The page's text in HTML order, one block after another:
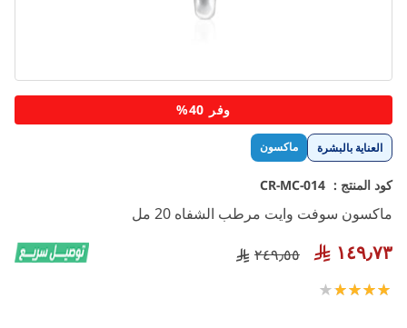
العناية بالبشرة ماكسون
كود المنتج : CR-MC-014
ماكسون سوفت وايت مرطب الشفاه 20 مل
١٤٩٫٧٣ ٢٤٩٫٥٥
تقييم:
تخطي
إلى
بداية
معرض
الصور
وفر 40%